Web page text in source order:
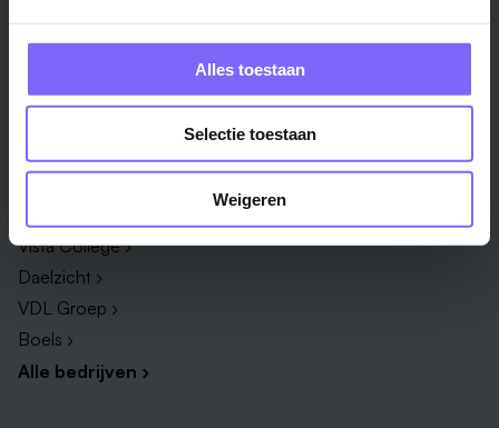
Alles toestaan
Selectie toestaan
Weigeren
Administratie ›
Alle vakgebieden ›
HR adviseur ›
Onderwijsassistent ›
Alle functies ›
Bedrijf
Vista College ›
Daelzicht ›
VDL Groep ›
Boels ›
Alle bedrijven ›